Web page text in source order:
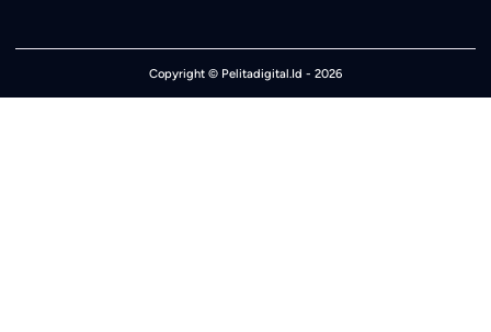
Copyright © Pelitadigital.Id - 2026